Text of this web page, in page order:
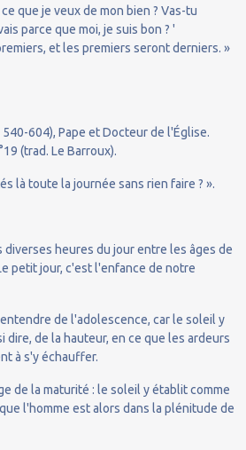
que je veux de mon bien ? Vas-tu
parce que moi, je suis bon ? '
et les premiers seront derniers. »
540-604), Pape et Docteur de l'Église.
(trad. Le Barroux).
là toute la journée sans rien faire ? ».
diverses heures du jour entre les âges de
petit jour, c'est l'enfance de notre
de l'adolescence, car le soleil y
dire, de la hauteur, en ce que les ardeurs
à s'y échauffer.
de la maturité : le soleil y établit comme
l'homme est alors dans la plénitude de